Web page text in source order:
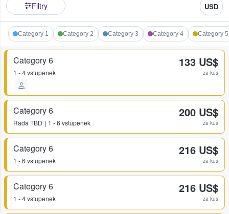
Filtry USD
Category 1 Category 2 Category 3 Category 4 Category 5
Category 6
1 - 4 vstupenek
133 US$
za kus
Category 6
Řada TBD 1 - 6 vstupenek
200 US$
za kus
Category 6
1 - 6 vstupenek
216 US$
za kus
Category 6
1 - 4 vstupenek
216 US$
za kus